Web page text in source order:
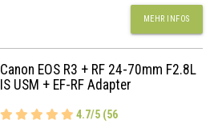
MEHR INFOS
Canon EOS R3 + RF 24-70mm F2.8L
IS USM + EF-RF Adapter
4.7/5 (56